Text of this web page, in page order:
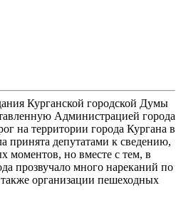
Курганской городской Думы
Администрацией города
на территории города Кургана в
принята депутатами к сведению,
моментов, но вместе с тем, в
прозвучало много нареканий по
организации пешеходных